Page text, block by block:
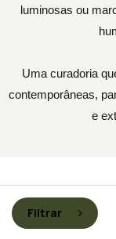
luminosas ou
Uma curadoria
contemporâneas,
e
Filtrar